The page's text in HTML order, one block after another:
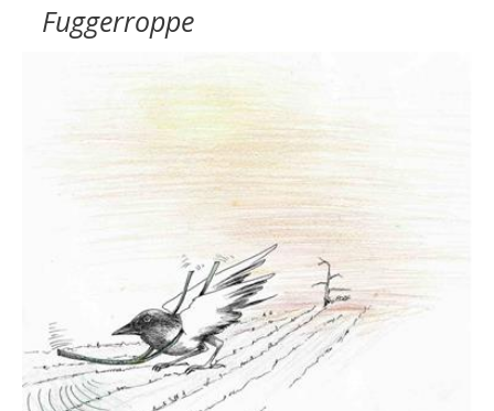
Fuggerroppe